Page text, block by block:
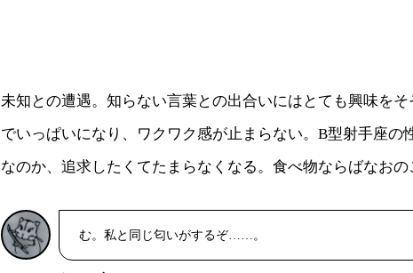
未知との遭遇。知らない言葉との出合いにはとても興味を
でいっぱいになり、ワクワク感が止まらない。B型射手座の
なのか、追求したくてたまらなくなる。食べ物ならばなおの
む。私と同じ匂いがするぞ……。